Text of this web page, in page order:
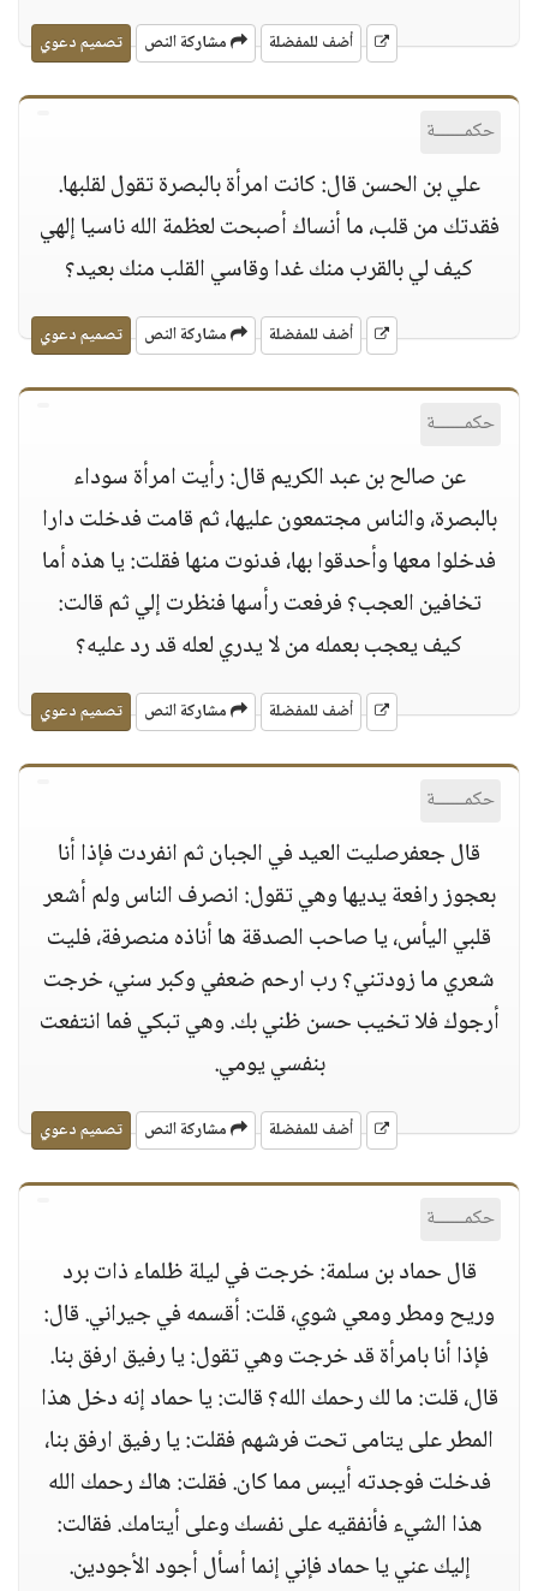
أضف للمفضلة مشاركة النص تصميم دعوي
حكمــــــة
علي بن الحسن قال: كانت امرأة بالبصرة تقول لقلبها.
فقدتك من قلب، ما أنساك أصبحت لعظمة الله ناسيا إلهي
كيف لي بالقرب منك غدا وقاسي القلب منك بعيد؟
أضف للمفضلة مشاركة النص تصميم دعوي
حكمــــــة
عن صالح بن عبد الكريم قال: رأيت امرأة سوداء
بالبصرة، والناس مجتمعون عليها، ثم قامت فدخلت دارا
فدخلوا معها وأحدقوا بها، فدنوت منها فقلت: يا هذه أما
تخافين العجب؟ فرفعت رأسها فنظرت إلي ثم قالت:
كيف يعجب بعمله من لا يدري لعله قد رد عليه؟
أضف للمفضلة مشاركة النص تصميم دعوي
حكمــــــة
قال جعفرصليت العيد في الجبان ثم انفردت فإذا أنا
بعجوز رافعة يديها وهي تقول: انصرف الناس ولم أشعر
قلبي اليأس، يا صاحب الصدقة ها أناذه منصرفة، فليت
شعري ما زودتني؟ رب ارحم ضعفي وكبر سني، خرجت
أرجوك فلا تخيب حسن ظني بك. وهي تبكي فما انتفعت
بنفسي يومي.
أضف للمفضلة مشاركة النص تصميم دعوي
حكمــــــة
قال حماد بن سلمة: خرجت في ليلة ظلماء ذات برد
وريح ومطر ومعي شوي، قلت: أقسمه في جيراني. قال:
فإذا أنا بامرأة قد خرجت وهي تقول: يا رفيق ارفق بنا.
قال، قلت: ما لك رحمك الله؟ قالت: يا حماد إنه دخل هذا
المطر على يتامى تحت فرشهم فقلت: يا رفيق ارفق بنا،
فدخلت فوجدته أيبس مما كان. فقلت: هاك رحمك الله
هذا الشيء فأنفقيه على نفسك وعلى أيتامك. فقالت:
إليك عني يا حماد فإني إنما أسأل أجود الأجودين.